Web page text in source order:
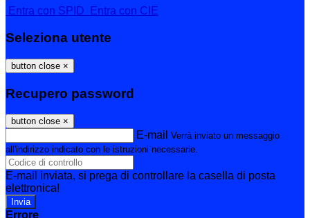
Entra con SPID
Entra con CIE
Seleziona utente
button close ×
Recupero password
button close ×
E-mail Verrà inviato un messaggio
all'indirizzo indicato con le istruzioni necessarie.
E-mail inviata, si prega di controllare la casella di posta
elettronica!
Errore